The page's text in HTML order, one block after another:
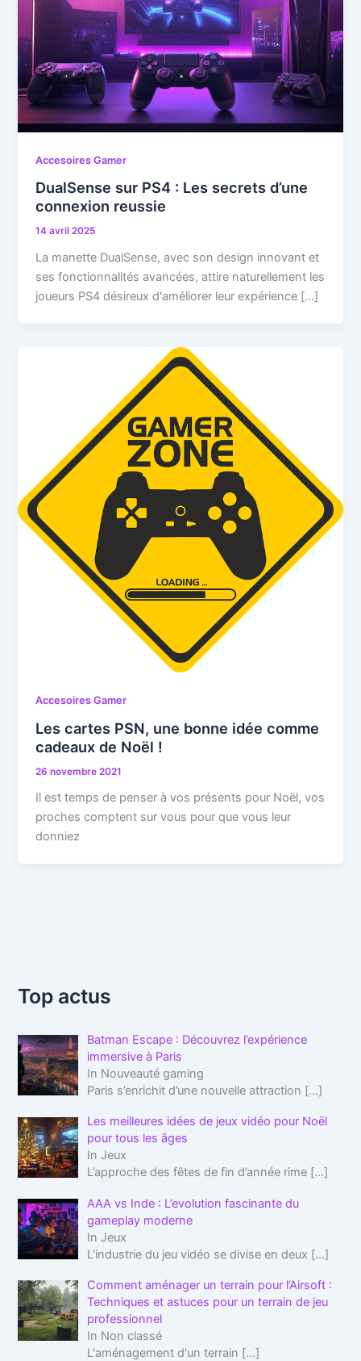
Accesoires Gamer
DualSense sur PS4 : Les secrets d’une
connexion reussie
14 avril 2025
La manette DualSense, avec son design innovant et
ses fonctionnalités avancées, attire naturellement les
joueurs PS4 désireux d'améliorer leur expérience […]
Accesoires Gamer
Les cartes PSN, une bonne idée comme
cadeaux de Noël !
26 novembre 2021
Il est temps de penser à vos présents pour Noël, vos
proches comptent sur vous pour que vous leur
donniez
Top actus
Batman Escape : Découvrez l’expérience
immersive à Paris
In Nouveauté gaming
Paris s’enrichit d’une nouvelle attraction […]
Les meilleures idées de jeux vidéo pour Noël
pour tous les âges
In Jeux
L’approche des fêtes de fin d’année rime […]
AAA vs Inde : L’evolution fascinante du
gameplay moderne
In Jeux
L'industrie du jeu vidéo se divise en deux […]
Comment aménager un terrain pour l’Airsoft :
Techniques et astuces pour un terrain de jeu
professionnel
In Non classé
L'aménagement d'un terrain […]